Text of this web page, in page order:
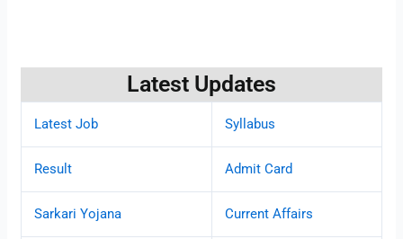
Latest Updates
Latest Job Syllabus
Result Admit Card
Sarkari Yojana Current Affairs